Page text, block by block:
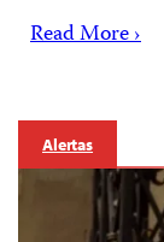
Read More ›
Alertas